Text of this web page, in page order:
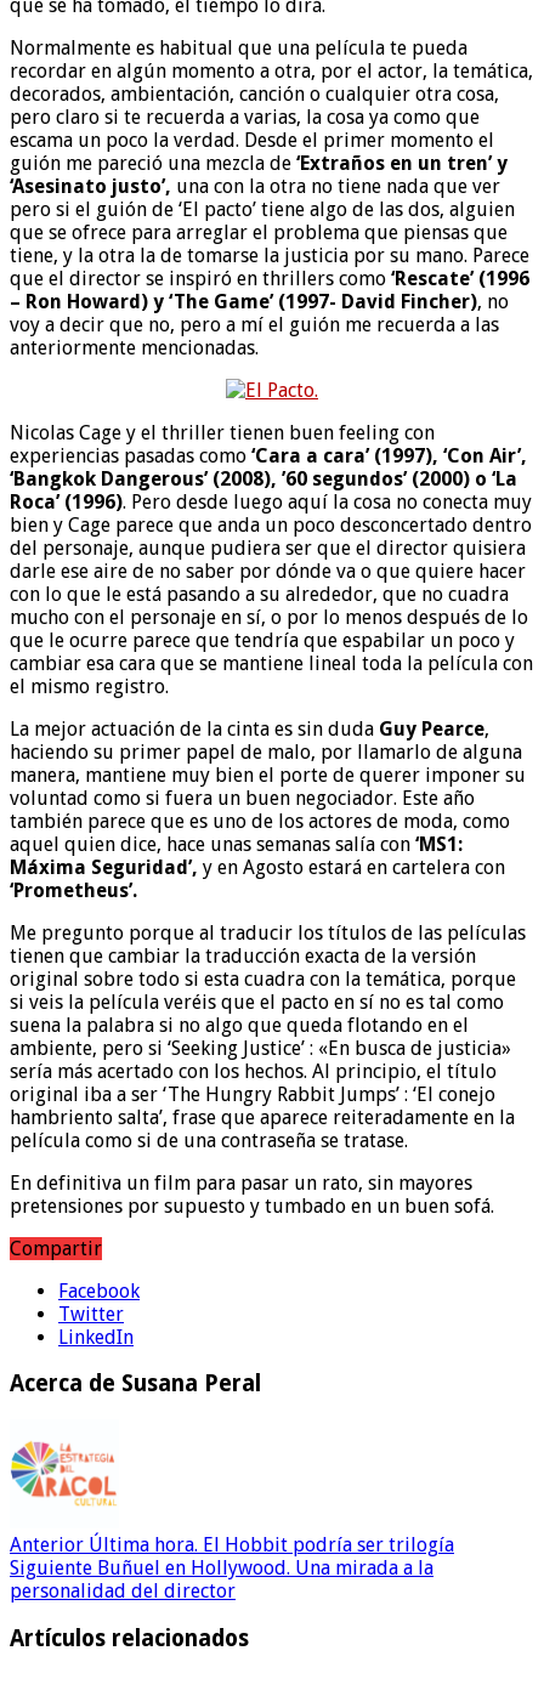
que se ha tomado, el tiempo lo dirá.
Normalmente es habitual que una película te pueda
recordar en algún momento a otra, por el actor, la temática,
decorados, ambientación, canción o cualquier otra cosa,
pero claro si te recuerda a varias, la cosa ya como que
escama un poco la verdad. Desde el primer momento el
guión me pareció una mezcla de ‘Extraños en un tren’ y
‘Asesinato justo’, una con la otra no tiene nada que ver
pero si el guión de ‘El pacto’ tiene algo de las dos, alguien
que se ofrece para arreglar el problema que piensas que
tiene, y la otra la de tomarse la justicia por su mano. Parece
que el director se inspiró en thrillers como ‘Rescate’ (1996
– Ron Howard) y ‘The Game’ (1997- David Fincher), no
voy a decir que no, pero a mí el guión me recuerda a las
anteriormente mencionadas.
Nicolas Cage y el thriller tienen buen feeling con
experiencias pasadas como ‘Cara a cara’ (1997), ‘Con Air’,
‘Bangkok Dangerous’ (2008), ’60 segundos’ (2000) o ‘La
Roca’ (1996). Pero desde luego aquí la cosa no conecta muy
bien y Cage parece que anda un poco desconcertado dentro
del personaje, aunque pudiera ser que el director quisiera
darle ese aire de no saber por dónde va o que quiere hacer
con lo que le está pasando a su alrededor, que no cuadra
mucho con el personaje en sí, o por lo menos después de lo
que le ocurre parece que tendría que espabilar un poco y
cambiar esa cara que se mantiene lineal toda la película con
el mismo registro.
La mejor actuación de la cinta es sin duda Guy Pearce,
haciendo su primer papel de malo, por llamarlo de alguna
manera, mantiene muy bien el porte de querer imponer su
voluntad como si fuera un buen negociador. Este año
también parece que es uno de los actores de moda, como
aquel quien dice, hace unas semanas salía con ‘MS1:
Máxima Seguridad’, y en Agosto estará en cartelera con
‘Prometheus’.
Me pregunto porque al traducir los títulos de las películas
tienen que cambiar la traducción exacta de la versión
original sobre todo si esta cuadra con la temática, porque
si veis la película veréis que el pacto en sí no es tal como
suena la palabra si no algo que queda flotando en el
ambiente, pero si ‘Seeking Justice’ : «En busca de justicia»
sería más acertado con los hechos. Al principio, el título
original iba a ser ‘The Hungry Rabbit Jumps’ : ‘El conejo
hambriento salta’, frase que aparece reiteradamente en la
película como si de una contraseña se tratase.
En definitiva un film para pasar un rato, sin mayores
pretensiones por supuesto y tumbado en un buen sofá.
Compartir
Facebook
Twitter
LinkedIn
Acerca de Susana Peral
Anterior Última hora. El Hobbit podría ser trilogía
Siguiente Buñuel en Hollywood. Una mirada a la
personalidad del director
Artículos relacionados